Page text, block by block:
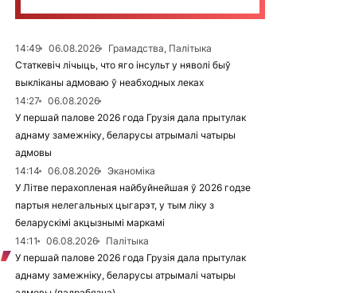
14:49 06.08.2026
Грамадства, Палітыка
Статкевіч лічыць, что яго інсульт у няволі быў
выкліканы адмоваю ў неабходных леках
14:27
06.08.2026
У першай палове 2026 года Грузія дала прытулак
аднаму замежніку, беларусы атрымалі чатыры
адмовы
14:14
06.08.2026
Эканоміка
У Літве перахопленая найбуйнейшая ў 2026 годзе
партыя нелегальных цыгарэт, у тым ліку з
беларускімі акцызнымі маркамі
14:11
06.08.2026
Палітыка
У першай палове 2026 года Грузія дала прытулак
аднаму замежніку, беларусы атрымалі чатыры